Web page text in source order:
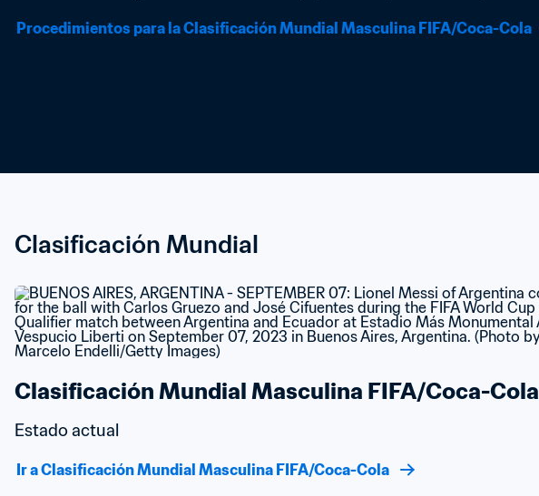
Procedimientos para la Clasificación Mundial Masculina FIFA/Coca-Cola
Clasificación Mundial
Clasificación Mundial Masculina FIFA/Coca-Cola
Estado actual
Ir a Clasificación Mundial Masculina FIFA/Coca-Cola